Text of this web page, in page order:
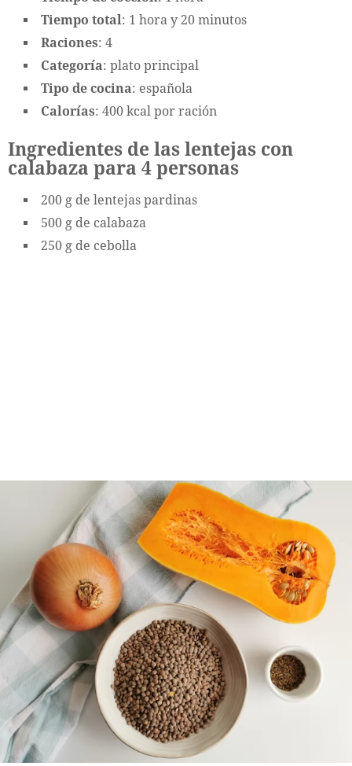
Tiempo total: 1 hora y 20 minutos
Raciones: 4
Categoría: plato principal
Tipo de cocina: española
Calorías: 400 kcal por ración
Ingredientes de las lentejas con
calabaza para 4 personas
200 g de lentejas pardinas
500 g de calabaza
250 g de cebolla